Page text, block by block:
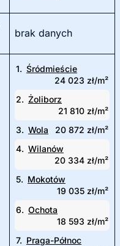
brak danych
1. Śródmieście
24 023 zł/m²
2. Żoliborz
21 810 zł/m²
3. Wola
20 872 zł/m²
4. Wilanów
20 334 zł/m²
5. Mokotów
19 035 zł/m²
6. Ochota
18 593 zł/m²
7. Praga-Północ